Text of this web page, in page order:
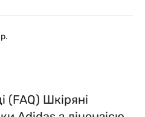
(FAQ) Шкіряні